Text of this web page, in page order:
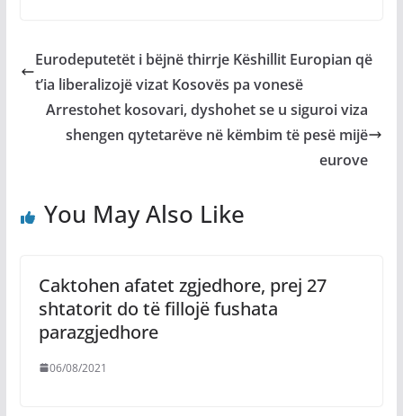
Eurodeputetët i bëjnë thirrje Këshillit Europian që
t’ia liberalizojë vizat Kosovës pa vonesë
Arrestohet kosovari, dyshohet se u siguroi viza
shengen qytetarëve në këmbim të pesë mijë
eurove
You May Also Like
Caktohen afatet zgjedhore, prej 27
shtatorit do të fillojë fushata
parazgjedhore
06/08/2021